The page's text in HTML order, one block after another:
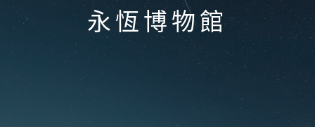
永恆博物館